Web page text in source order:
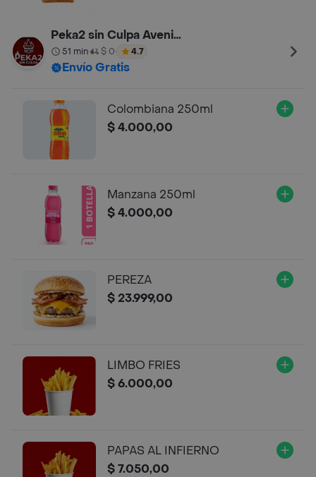
Peka2 sin Culpa Avenida Calle 63 14-30
51 min• $ 0• 4.7
Envío Gratis
Colombiana 250ml
$ 4.000,00
Manzana 250ml
$ 4.000,00
PEREZA
$ 23.999,00
LIMBO FRIES
$ 6.000,00
PAPAS AL INFIERNO
$ 7.050,00